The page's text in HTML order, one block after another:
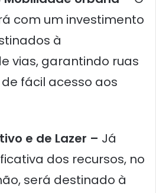
com um investimento
à
vias, garantindo ruas
fácil acesso aos
e de Lazer – Já
dos recursos, no
será destinado à